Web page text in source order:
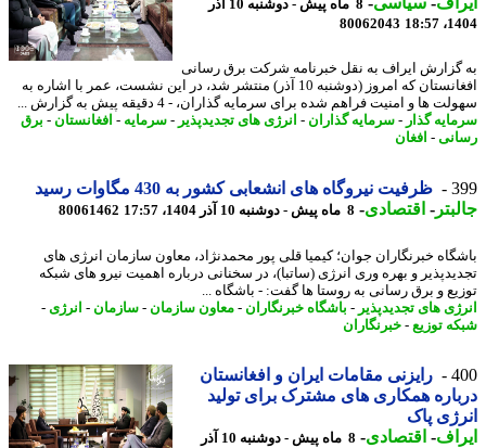
8 ماه پیش - دوشنبه 10 آذر
80062043
ایراف به نقل خبرنامه شرکت برق رسانی
افغانستان که امروز (دوشنبه 10 آذر) منتشر شد، در این نشست، عمر با اشاره به
ها و امنیت فراهم شده برای سرمایه گذاران، - 4 دقیقه پیش به گزارش ...
گذار -سرمایه گذاران - انرژی های تجدیدپذیر-سرمایه -افغانستان-برق
-افغان
ظرفیت نیروگاه های انشعابی کشور به 430 مگاوات رسید
-اقتصادی-8 ماه پیش - دوشنبه 10 آذر 1404، 17:57 80061462
خبرنگاران جوان؛ کیمیا قلی پور محمدنژاد، معاون سازمان انرژی های
و بهره وری انرژی (ساتبا)، در سخنانی درباره اهمیت نیرو های شبکه
و برق رسانی به روستا ها گفت: - باشگاه ...
های تجدیدپذیر-باشگاه خبرنگاران- معاون سازمان -سازمان -انرژی-
توزیع- خبرنگاران
رایزنی مقامات ایران و افغانستان
همکاری های مشترک برای تولید
پاک
-اقتصادی-
8 ماه پیش - دوشنبه 10 آذر